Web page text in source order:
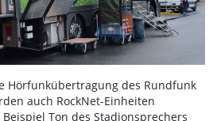
Hörfunkübertragung des Rundfunk
auch RockNet-Einheiten
Ton des Stadionsprechers